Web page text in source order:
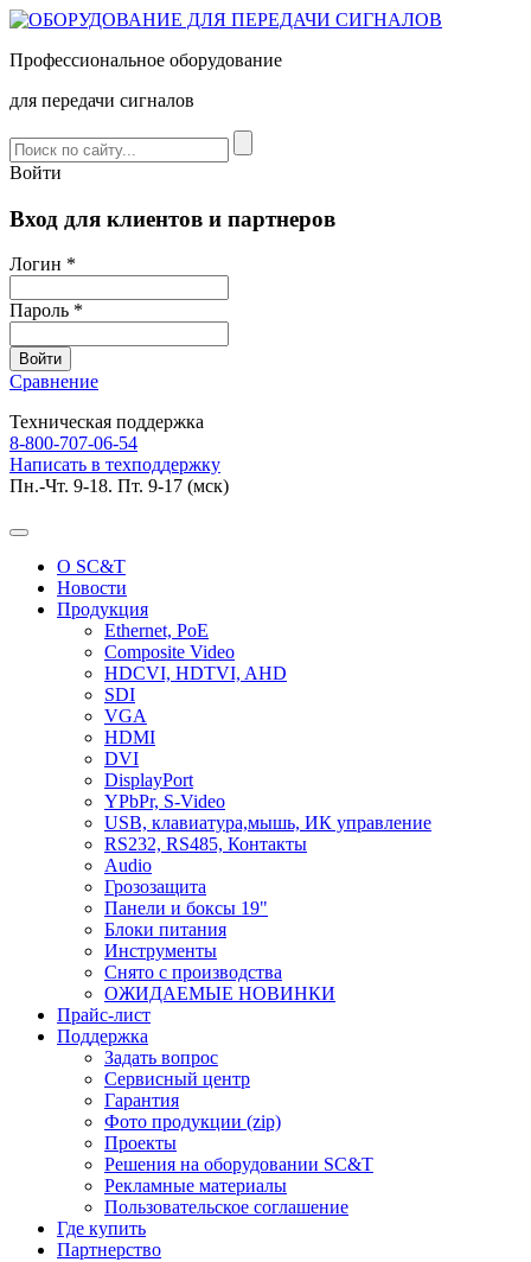
Профессиональное оборудование
для передачи сигналов
Войти
Вход для клиентов и партнеров
Логин *
Пароль *
Сравнение
Техническая поддержка
8-800-707-06-54
Написать в техподдержку
Пн.-Чт. 9-18. Пт. 9-17 (мск)
О SC&T
Новости
Продукция
Ethernet, PoE
Composite Video
HDCVI, HDTVI, AHD
SDI
VGA
HDMI
DVI
DisplayPort
YPbPr, S-Video
USB, клавиатура,мышь, ИК управление
RS232, RS485, Контакты
Audio
Грозозащита
Панели и боксы 19"
Блоки питания
Инструменты
Снято с производства
ОЖИДАЕМЫЕ НОВИНКИ
Прайс-лист
Поддержка
Задать вопрос
Сервисный центр
Гарантия
Фото продукции (zip)
Проекты
Решения на оборудовании SC&T
Рекламные материалы
Пользовательское соглашение
Где купить
Партнерство